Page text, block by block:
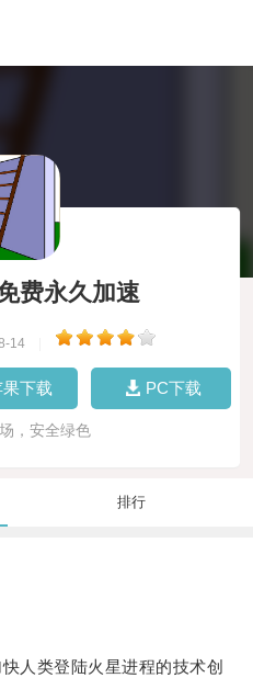
费永久加速
14
下载 PC下载
，安全绿色
排行
类登陆火星进程的技术创